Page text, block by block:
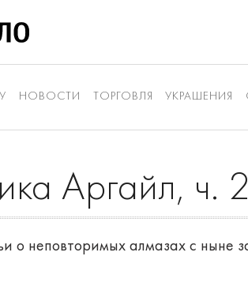
НОВОСТИ ТОРГОВЛЯ УКРАШЕНИЯ
Аргайл, ч. 2
о неповторимых алмазах с ныне